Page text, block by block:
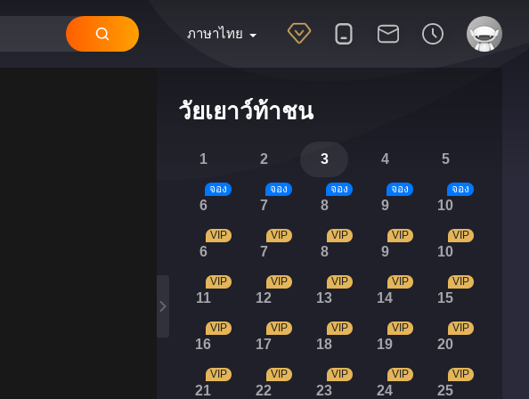
ภาษาไทย
วัยเยาว์ท้าชน
1 2 3 4 5
6
จอง
7
จอง
8
จอง
9
จอง
10
จอง
6
VIP
7
VIP
8
VIP
9
VIP
10
VIP
11
VIP
12
VIP
13
VIP
14
VIP
15
VIP
16
VIP
17
VIP
18
VIP
19
VIP
20
VIP
21
VIP
22
VIP
23
VIP
24
VIP
25
VIP